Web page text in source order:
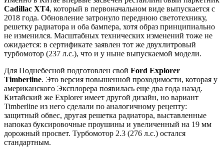
Cadillac XT4, который в первоначальном виде выпускается с
2018 года. Обновление затронуло переднюю светотехнику,
решетку радиатора и оба бампера, хотя образ принципиально
не изменился. Масштабных технических изменений тоже не
ожидается: в сертификате заявлен тот же двухлитровый
турбомотор (237 л.с.), что и у ныне выпускаемой модели.
Для Поднебесной подготовлен свой Ford Explorer
Timberline. Это версия повышенной проходимости, которая у
американского Эксплорера появилась еще два года назад.
Китайский же Explorer имеет другой дизайн, но вариант
Timberline из него сделали по аналогичному рецепту:
защитный обвес, другая решетка радиатора, выставленные
напоказ буксировочные проушины и увеличенный на 19 мм
дорожный просвет. Турбомотор 2.3 (276 л.с.) остался
стандартным.